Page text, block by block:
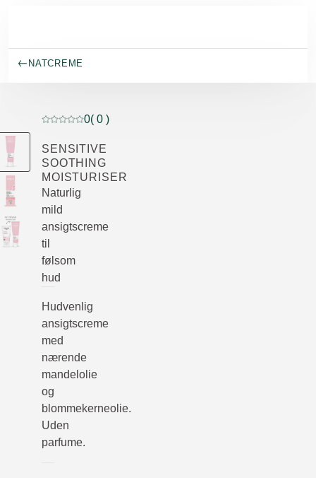
NATCREME
Current rating: 0 out of 5 stars rated by 0 customers
0( 0 )
SENSITIVE
SOOTHING
MOISTURISER
Naturlig
mild
ansigtscreme
til
følsom
hud
Hudvenlig
ansigtscreme
med
nærende
mandelolie
og
blommekerneolie.
Uden
parfume.